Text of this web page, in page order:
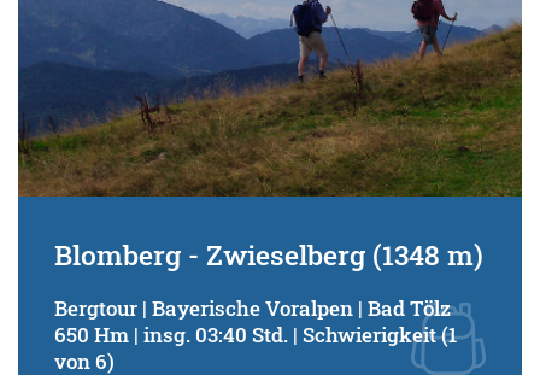
Blomberg - Zwieselberg (1348 m)
Bergtour | Bayerische Voralpen | Bad Tölz
650 Hm | insg. 03:40 Std. | Schwierigkeit (1
von 6)